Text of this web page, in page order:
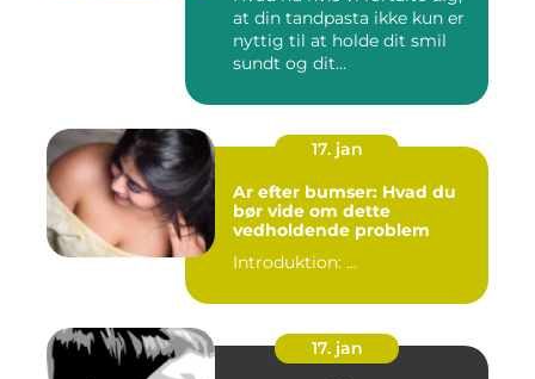
at din tandpasta ikke kun er
nyttig til at holde dit smil
sundt og dit...
17. jan
Ar efter bumser: Hvad du
bør vide om dette
vedholdende problem
Introduktion: ...
17. jan